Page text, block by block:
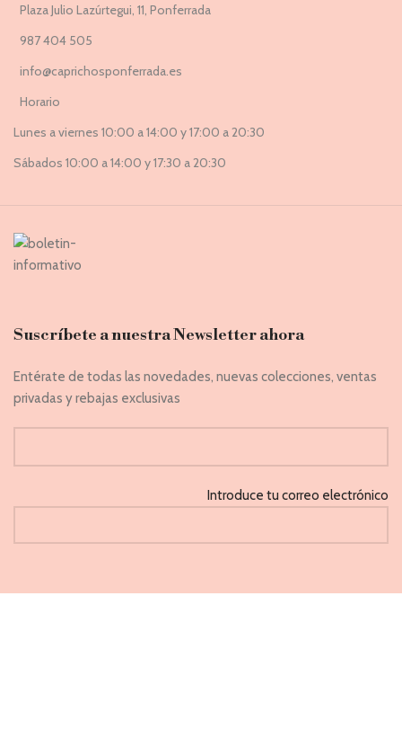
Plaza Julio Lazúrtegui, 11, Ponferrada
987 404 505
info@caprichosponferrada.es
Horario
Lunes a viernes 10:00 a 14:00 y 17:00 a 20:30
Sábados 10:00 a 14:00 y 17:30 a 20:30
Suscríbete a nuestra Newsletter ahora
Entérate de todas las novedades, nuevas colecciones, ventas
privadas y rebajas exclusivas
Introduce tu correo electrónico